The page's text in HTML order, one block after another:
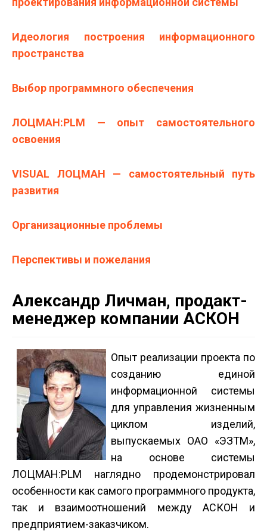
Идеология построения информационного
пространства
Выбор программного обеспечения
ЛОЦМАН:PLM — опыт самостоятельного
освоения
VISUAL ЛОЦМАН — самостоятельный путь
развития
Организационные проблемы
Перспективы и пожелания
Александр Личман, продакт-
менеджер компании АСКОН
Опыт реализации проекта по
созданию единой
информационной системы
для управления жизненным
циклом изделий,
выпускаемых ОАО «ЭЗТМ»,
на основе системы
ЛОЦМАН:PLM наглядно продемонстрировал
особенности как самого программного продукта,
так и взаимоотношений между АСКОН и
предприятием-заказчиком.